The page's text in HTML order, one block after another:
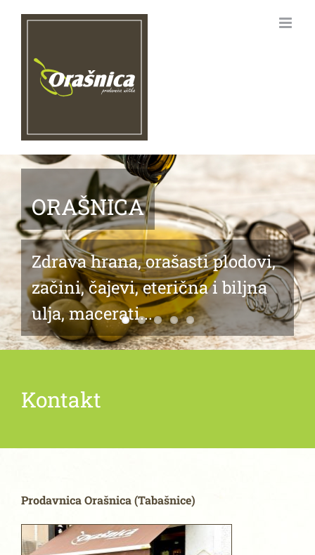
ORAŠNICA
Zdrava hrana, orašasti plodovi,
začini, čajevi, eterična i biljna
ulja, macerati...
Kontakt
ProdavnicaOrašnica (Tabašnice)